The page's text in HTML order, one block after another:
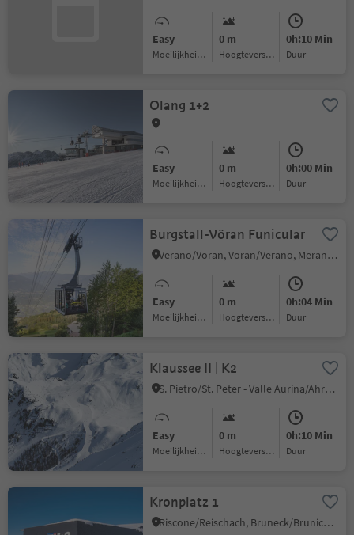
Easy
Moeilijkheidsgraad
0 m
Hoogteverschil
0h:10 Min
Duur
Olang 1+2
Easy
Moeilijkheidsgraad
0 m
Hoogteverschil
0h:00 Min
Duur
Burgstall-Vöran Funicular
Verano/Vöran, Vöran/Verano, Meran/Merano and environs
Easy
Moeilijkheidsgraad
0 m
Hoogteverschil
0h:04 Min
Duur
Klaussee II | K2
S. Pietro/St. Peter - Valle Aurina/Ahrntal, Ahrntal/Valle Aurina, Ahrntal/Valle Aurina
Easy
Moeilijkheidsgraad
0 m
Hoogteverschil
0h:10 Min
Duur
Kronplatz 1
Riscone/Reischach, Bruneck/Brunico, Dolomites Region Kronplatz/Plan de Corones